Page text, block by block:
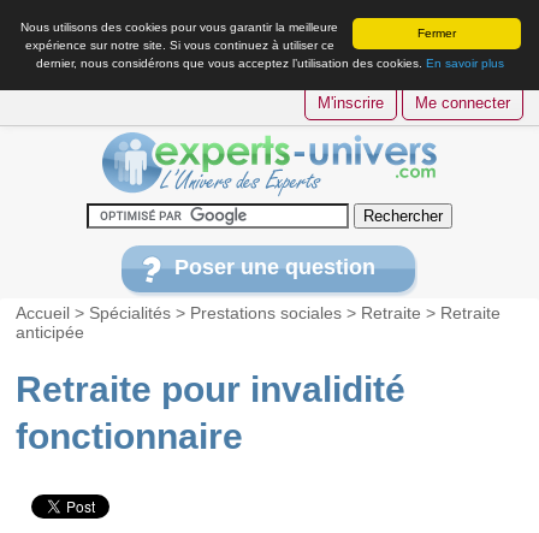
Fermer
Nous utilisons des cookies pour vous garantir la meilleure
expérience sur notre site. Si vous continuez à utiliser ce
dernier, nous considérons que vous acceptez l’utilisation des cookies. En savoir plus
M'inscrire Me connecter
Poser une question
Accueil > Spécialités > Prestations sociales > Retraite > Retraite
anticipée
Retraite pour invalidité
fonctionnaire